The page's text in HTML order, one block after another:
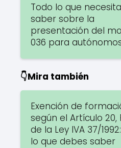
Todo lo que
saber sobre la
presentación del
036 para
👇Mira también
Exención de
según el Artículo 20,
de la Ley IVA 37/
lo que debes saber